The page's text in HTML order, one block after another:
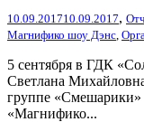
10.09.201710.09.2017,
Магнифико шоу Дэнс
5 сентября в ГДК
Светлана
группе «Смешарики»
«Магнифико...